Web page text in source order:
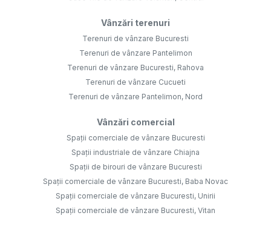
Vânzări terenuri
Terenuri de vânzare Bucuresti
Terenuri de vânzare Pantelimon
Terenuri de vânzare Bucuresti, Rahova
Terenuri de vânzare Cucueti
Terenuri de vânzare Pantelimon, Nord
Vânzări comercial
Spații comerciale de vânzare Bucuresti
Spații industriale de vânzare Chiajna
Spații de birouri de vânzare Bucuresti
Spații comerciale de vânzare Bucuresti, Baba Novac
Spații comerciale de vânzare Bucuresti, Unirii
Spații comerciale de vânzare Bucuresti, Vitan